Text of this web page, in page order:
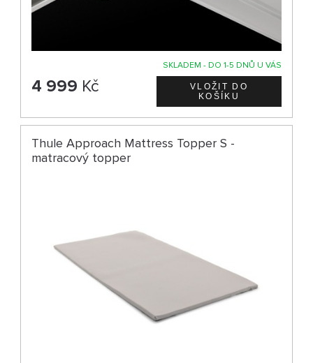
SKLADEM - DO 1-5 DNŮ U VÁS
4 999 Kč
Thule Approach Mattress Topper S -
matracový topper